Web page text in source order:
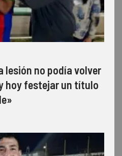
lesión no podía volver
hoy festejar un título